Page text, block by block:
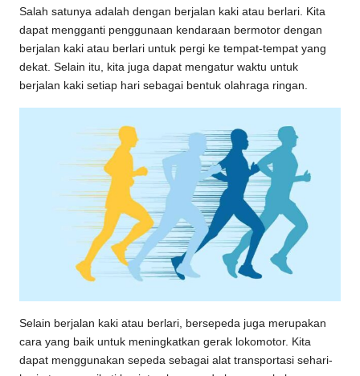
Salah satunya adalah dengan berjalan kaki atau berlari. Kita
dapat mengganti penggunaan kendaraan bermotor dengan
berjalan kaki atau berlari untuk pergi ke tempat-tempat yang
dekat. Selain itu, kita juga dapat mengatur waktu untuk
berjalan kaki setiap hari sebagai bentuk olahraga ringan.
Selain berjalan kaki atau berlari, bersepeda juga merupakan
cara yang baik untuk meningkatkan gerak lokomotor. Kita
dapat menggunakan sepeda sebagai alat transportasi sehari-